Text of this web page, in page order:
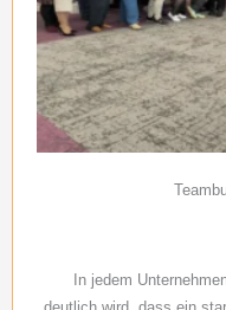
In jedem